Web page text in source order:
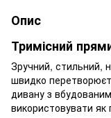
Опис
Тримісний
Зручний, стильний,
швидко
дивану з
використовувати як